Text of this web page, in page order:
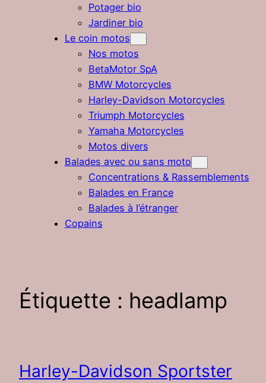
Potager bio
Jardiner bio
Le coin motos
Nos motos
BetaMotor SpA
BMW Motorcycles
Harley-Davidson Motorcycles
Triumph Motorcycles
Yamaha Motorcycles
Motos divers
Balades avec ou sans moto
Concentrations & Rassemblements
Balades en France
Balades à l’étranger
Copains
Étiquette : headlamp
Harley-Davidson Sportster